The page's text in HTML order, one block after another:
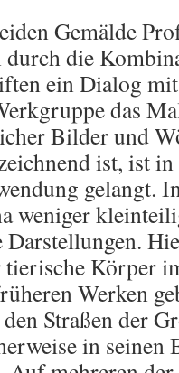
Gemälde
durch die
ein Dialog
das
Bilder und
ist, ist
gelangt.
weniger
tierische Körper
Werken
Straßen der
in seinen